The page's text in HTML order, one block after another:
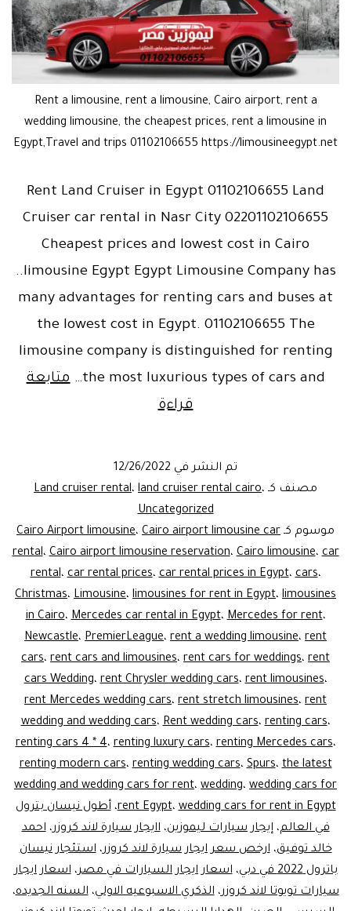
Rent a limousine, rent a limousine, Cairo airport, rent a
wedding limousine, the cheapest prices, rent a limousine in
Egypt,Travel and trips 01102106655 https://limousineegypt.net
Rent Land Cruiser in Egypt 01102106655 Land
Cruiser car rental in Nasr City 02201102106655
Cheapest prices and lowest cost in Cairo
..limousine Egypt Egypt Limousine Company has
many advantages for renting cars and buses at
the lowest cost in Egypt. 01102106655 The
limousine company is distinguished for renting
the most luxurious types of cars and…
متابعة
قراءة
Cruiser
for
rent
تم النشر في 12/26/2022
مصنف كـ
Land cruiser rental، land cruiser rental cairo،
Uncategorized
موسوم كـ
Cairo Airport limousine، Cairo airport limousine car
rental،Cairo airport limousine reservation،Cairo limousine،car
rental،car rental prices،car rental prices in Egypt،cars،
Christmas، Limousine، limousines for rent in Egypt، limousines
in Cairo،Mercedes car rental in Egypt،Mercedes for rent،
Newcastle، PremierLeague، rent a wedding limousine، rent
cars، rent cars and limousines، rent cars for weddings، rent
cars Wedding،rent Chrysler wedding cars،rent limousines،
rent Mercedes wedding cars، rent stretch limousines، rent
wedding and wedding cars،Rent wedding cars،renting cars،
renting cars 4 * 4،renting luxury cars،renting Mercedes cars،
renting modern cars،renting wedding cars،Spurs،the latest
wedding and wedding cars for rent، wedding، wedding cars for
rent Egypt،wedding cars for rent in Egypt ،أطول نيسان بترول
في العالم،إيجار سيارات ليموزين،اايجار سيارة لاند كروزر،احمد
خالد توفيق،ارخص سعر ايجار سيارة لاند كروزر،استئجار نيسان
باترول 2022 في دبي
،اسعار ايجار السيارات في مصر،اسعار ايجار
سيارات تويوتا لاند كروزر،الذكري الاسبوعيه الاولي،السنه الجديده،